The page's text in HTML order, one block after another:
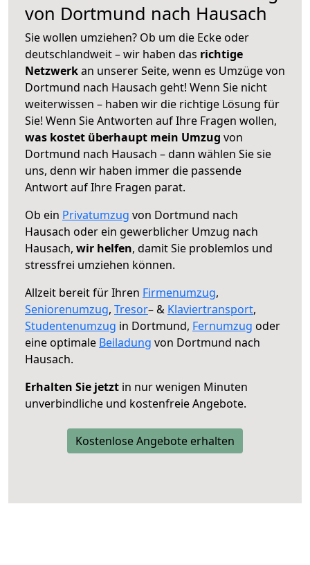
von Dortmund nach Hausach
Sie wollen umziehen? Ob um die Ecke oder
deutschlandweit – wir haben das richtige
Netzwerkan unserer Seite, wenn es Umzüge von
Dortmund nach Hausach geht! Wenn Sie nicht
weiterwissen – haben wir die richtige Lösung für
Sie! Wenn Sie Antworten auf Ihre Fragen wollen,
was kostet überhaupt mein Umzug von
Dortmund nach Hausach – dann wählen Sie sie
uns, denn wir haben immer die passende
Antwort auf Ihre Fragen parat.
Ob ein Privatumzug von Dortmund nach
Hausach oder ein gewerblicher Umzug nach
Hausach, wir helfen, damit Sie problemlos und
stressfrei umziehen können.
Allzeit bereit für Ihren Firmenumzug,
Seniorenumzug, Tresor– & Klaviertransport,
Studentenumzug in Dortmund, Fernumzug oder
eine optimale Beiladung von Dortmund nach
Hausach.
Erhalten Sie jetzt in nur wenigen Minuten
unverbindliche und kostenfreie Angebote.
Kostenlose Angebote erhalten